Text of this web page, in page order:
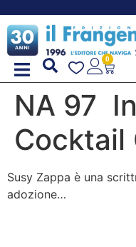
0
NA 97
Cocktail
Susy Zappa è una
adozione…